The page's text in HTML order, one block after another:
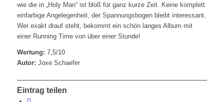
wie die in „Holy Man“ ist bloß für ganz kurze Zeit. Keine komplett
einfarbige Angelegenheit, der Spannungsbogen bleibt interessant.
Wer exakt drauf steht, bekommt ein schön langes Album mit
einer Running Time von über einer Stunde!
Wertung: 7,5/10
Autor: Joxe Schaefer
Eintrag teilen